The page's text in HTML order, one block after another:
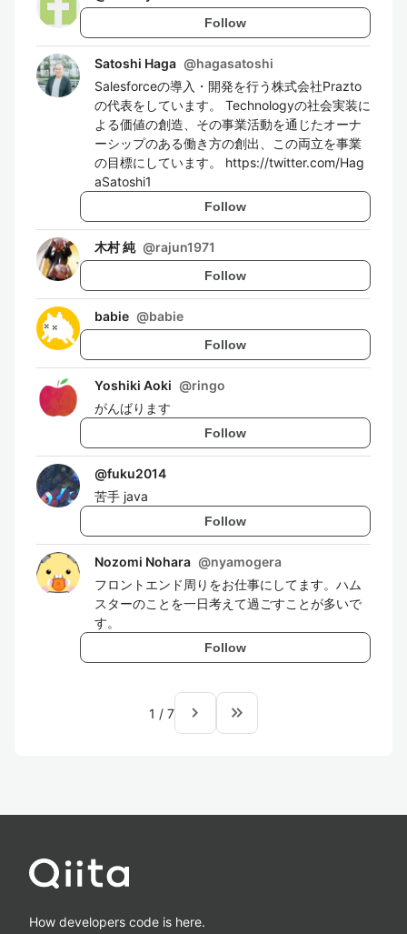
Follow
Satoshi Haga @hagasatoshi
Salesforceの導入・開発を行う株式会社Prazto
の代表をしています。 Technologyの社会実装に
よる価値の創造、その事業活動を通じたオーナ
ーシップのある働き方の創出、この両立を事業
の目標にしています。 https://twitter.com/Hag
aSatoshi1
Follow
木村 純 @rajun1971
Follow
babie @babie
Follow
Yoshiki Aoki @ringo
がんばります
Follow
@fuku2014
苦手 java
Follow
Nozomi Nohara @nyamogera
フロントエンド周りをお仕事にしてます。ハム
スターのことを一日考えて過ごすことが多いで
す。
Follow
1 / 7 navigate_next keyboard_double_arrow_right
How developers code is here.